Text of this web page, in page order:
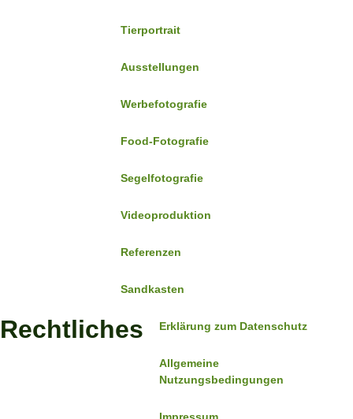
Tierportrait
Ausstellungen
Werbefotografie
Food-Fotografie
Segelfotografie
Videoproduktion
Referenzen
Sandkasten
Rechtliches Erklärung zum Datenschutz
Allgemeine
Nutzungsbedingungen